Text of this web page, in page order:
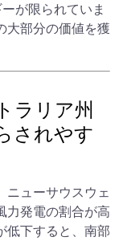
が限られていま
大部分の価値を獲
ラリア州
されやす
ニューサウスウェ
力発電の割合が高
低下すると、南部